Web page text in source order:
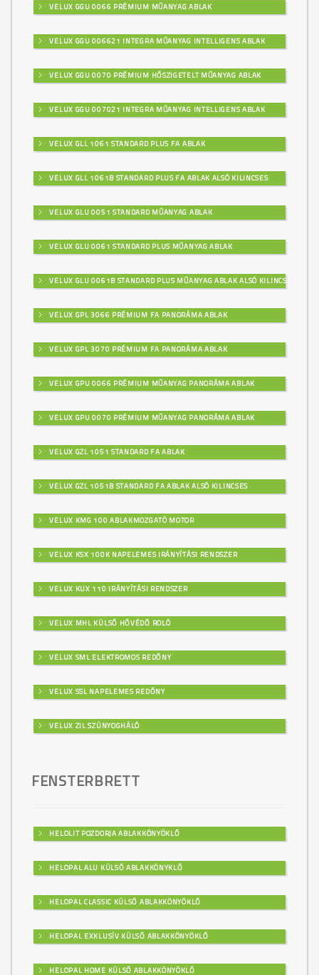
VELUX GGU 0066 PRÉMIUM MŰANYAG ABLAK
VELUX GGU 006621 INTEGRA MŰANYAG INTELLIGENS ABLAK
VELUX GGU 0070 PRÉMIUM HŐSZIGETELT MŰANYAG ABLAK
VELUX GGU 007021 INTEGRA MŰANYAG INTELLIGENS ABLAK
VELUX GLL 1061 STANDARD PLUS FA ABLAK
VELUX GLL 1061B STANDARD PLUS FA ABLAK ALSÓ KILINCSES
VELUX GLU 0051 STANDARD MŰANYAG ABLAK
VELUX GLU 0061 STANDARD PLUS MŰANYAG ABLAK
VELUX GLU 0061B STANDARD PLUS MŰANYAG ABLAK ALSÓ KILINCSES
VELUX GPL 3066 PRÉMIUM FA PANORÁMA ABLAK
VELUX GPL 3070 PRÉMIUM FA PANORÁMA ABLAK
VELUX GPU 0066 PRÉMIUM MŰANYAG PANORÁMA ABLAK
VELUX GPU 0070 PRÉMIUM MŰANYAG PANORÁMA ABLAK
VELUX GZL 1051 STANDARD FA ABLAK
VELUX GZL 1051B STANDARD FA ABLAK ALSÓ KILINCSES
VELUX KMG 100 ABLAKMOZGATÓ MOTOR
VELUX KSX 100K NAPELEMES IRÁNYÍTÁSI RENDSZER
VELUX KUX 110 IRÁNYÍTÁSI RENDSZER
VELUX MHL KÜLSŐ HŐVÉDŐ ROLÓ
VELUX SML ELEKTROMOS REDŐNY
VELUX SSL NAPELEMES REDŐNY
VELUX ZIL SZÚNYOGHÁLÓ
FENSTERBRETT
HELOLIT POZDORJA ABLAKKÖNYÖKLŐ
HELOPAL ALU KÜLSŐ ABLAKKÖNYKLŐ
HELOPAL CLASSIC KÜLSŐ ABLAKKÖNYÖKLŐ
HELOPAL EXKLUSÍV KÜLSŐ ABLAKKÖNYÖKLŐ
HELOPAL HOME KÜLSŐ ABLAKKÖNYÖKLŐ